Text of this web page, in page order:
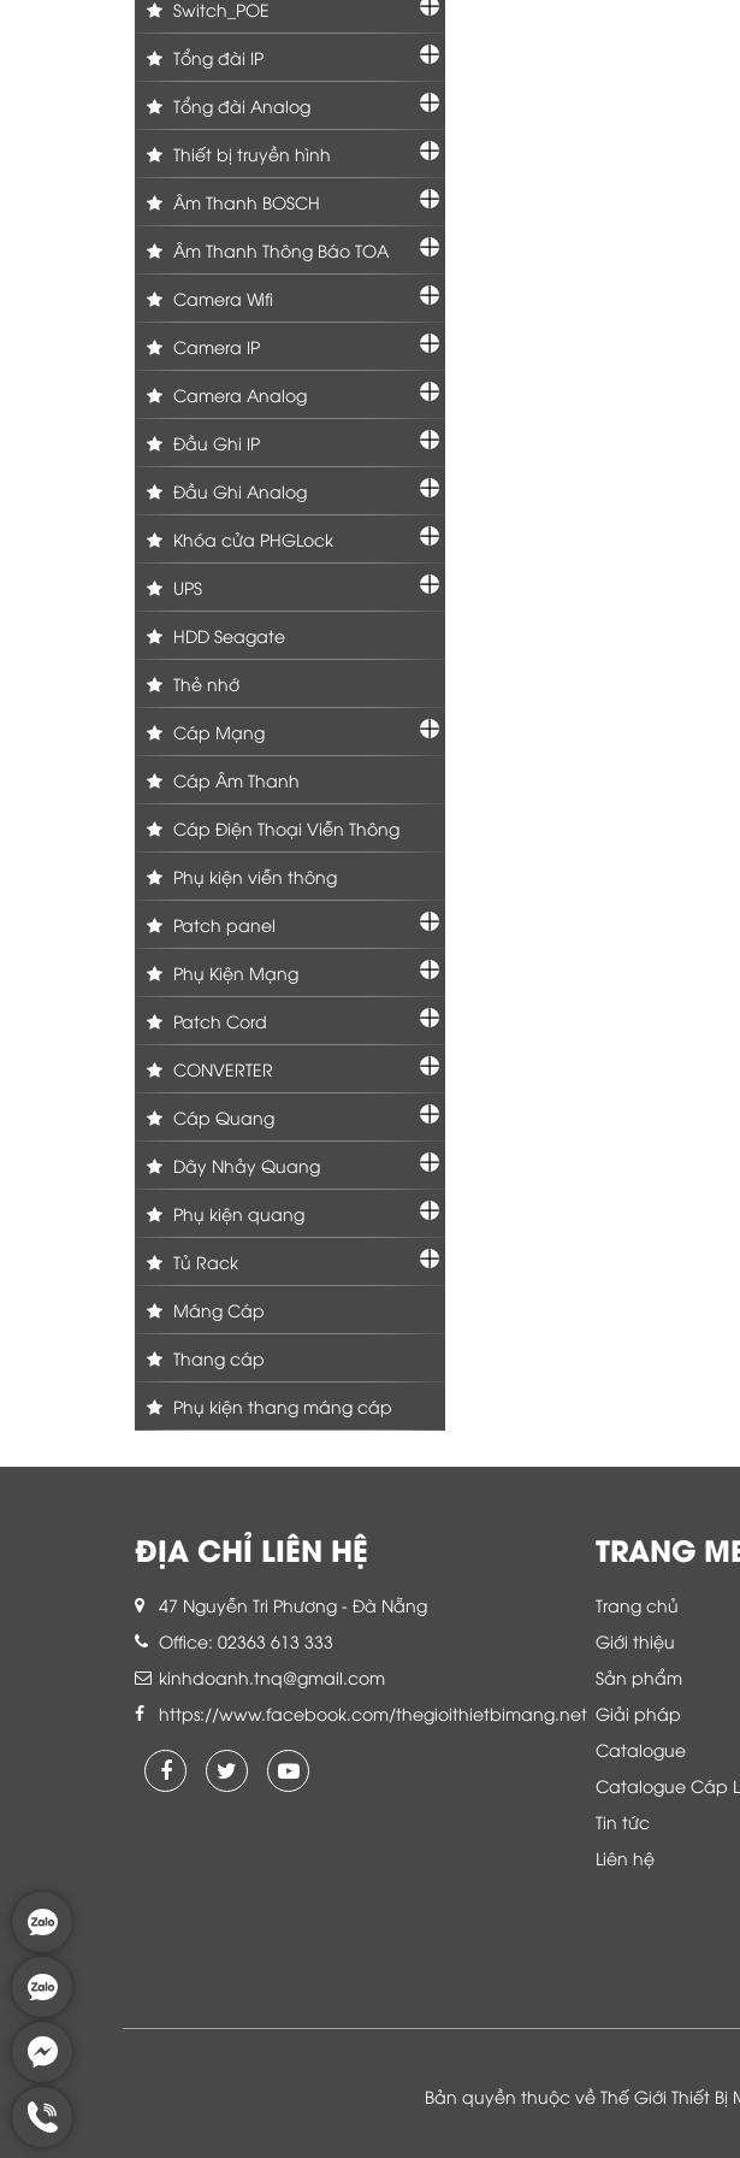
Switch_POE
Tổng đài IP
Tổng đài Analog
Thiết bị truyền hình
Âm Thanh BOSCH
Âm Thanh Thông Báo TOA
Camera Wifi
Camera IP
Camera Analog
Đầu Ghi IP
Đầu Ghi Analog
Khóa cửa PHGLock
UPS
HDD Seagate
Thẻ nhớ
Cáp Mạng
Cáp Âm Thanh
Cáp Điện Thoại Viễn Thông
Phụ kiện viễn thông
Patch panel
Phụ Kiện Mạng
Patch Cord
CONVERTER
Cáp Quang
Dây Nhảy Quang
Phụ kiện quang
Tủ Rack
Máng Cáp
Thang cáp
Phụ kiện thang máng cáp
ĐỊA CHỈ LIÊN HỆ
47 Nguyễn Tri Phương - Đà Nẵng
Office: 02363 613 333
kinhdoanh.tnq@gmail.com
https://www.facebook.com/thegioithietbimang.net
TRANG
Trang chủ
Giới thiệu
Sản phẩm
Giải pháp
Catalogue
Catalogue Cáp
Tin tức
Liên hệ
tâm và tin tưởng đội ngũ kỹ thuật, chăm
sóc khách hàng luôn hỗ trợ khách hàng
Là khách hàng
Bản quyền thuộc về Thế Giới Thiết Bị